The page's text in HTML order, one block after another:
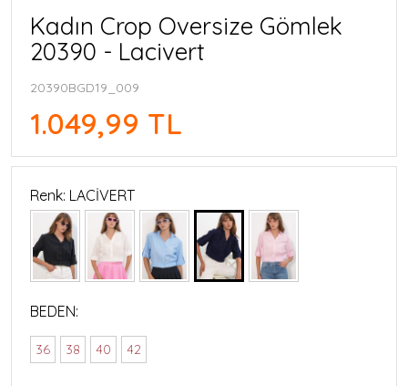
Kadın Crop Oversize Gömlek
20390 - Lacivert
20390BGD19_009
1.049,99 TL
Renk: LACİVERT
BEDEN:
36 38 40 42